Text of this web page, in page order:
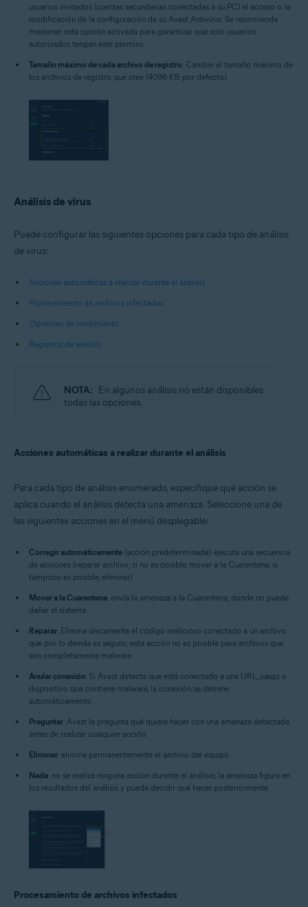
usuarios invitados (cuentas secundarias conectadas a su PC) el acceso o la
modificación de la configuración de su Avast Antivirus. Se recomienda
mantener esta opción activada para garantizar que solo usuarios
autorizados tengan este permiso.
Tamaño máximo de cada archivo de registro: Cambie el tamaño máximo de
los archivos de registro que cree (4096 KB por defecto).
Análisis de virus
Puede configurar las siguientes opciones para cada tipo de análisis
de virus:
Acciones automáticas a realizar durante el análisis
Procesamiento de archivos infectados
Opciones de rendimiento
Registros de análisis
NOTA: En algunos análisis no están disponibles
todas las opciones.
Acciones automáticas a realizar durante el análisis
Para cada tipo de análisis enumerado, especifique qué acción se
aplica cuando el análisis detecta una amenaza. Seleccione una de
las siguientes acciones en el menú desplegable:
Corregir automáticamente (acción predeterminada): ejecuta una secuencia
de acciones (reparar archivo; si no es posible, mover a la Cuarentena; si
tampoco es posible, eliminar).
Mover a la Cuarentena: envía la amenaza a la Cuarentena, donde no puede
dañar el sistema.
Reparar: Elimina únicamente el código malicioso conectado a un archivo
que por lo demás es seguro; esta acción no es posible para archivos que
son completamente malware.
Anular conexión: Si Avast detecta que está conectado a una URL, juego o
dispositivo que contiene malware, la conexión se detiene
automáticamente.
Preguntar: Avast le pregunta qué quiere hacer con una amenaza detectada
antes de realizar cualquier acción.
Eliminar: elimina permanentemente el archivo del equipo.
Nada: no se realiza ninguna acción durante el análisis; la amenaza figura en
los resultados del análisis y puede decidir qué hacer posteriormente.
Procesamiento de archivos infectados